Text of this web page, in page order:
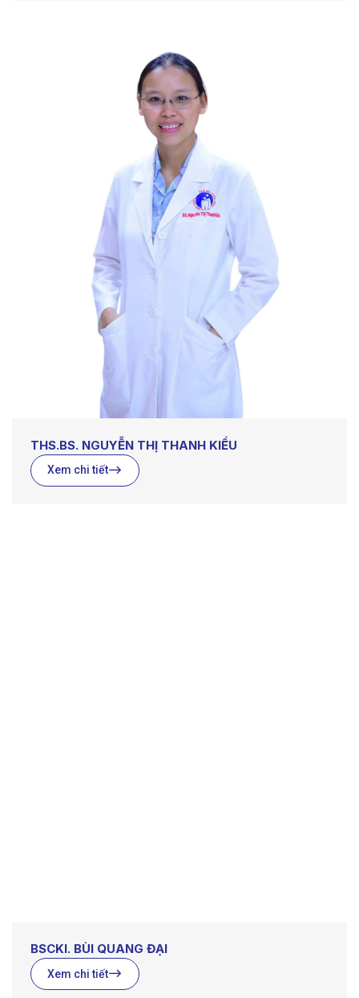
THS.BS. NGUYỄN THỊ THANH KIỀU
Xem chi tiết
BSCKI. BÙI QUANG ĐẠI
Xem chi tiết